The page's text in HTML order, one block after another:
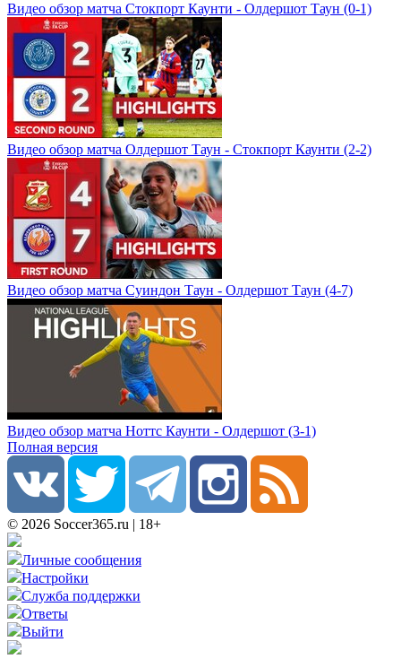
Видео обзор матча Стокпорт Каунти - Олдершот Таун (0-1)
Видео обзор матча Олдершот Таун - Стокпорт Каунти (2-2)
Видео обзор матча Суиндон Таун - Олдершот Таун (4-7)
Видео обзор матча Ноттс Каунти - Олдершот (3-1)
Полная версия
© 2026 Soccer365.ru | 18+
Личные сообщения
Настройки
Служба поддержки
Ответы
Выйти